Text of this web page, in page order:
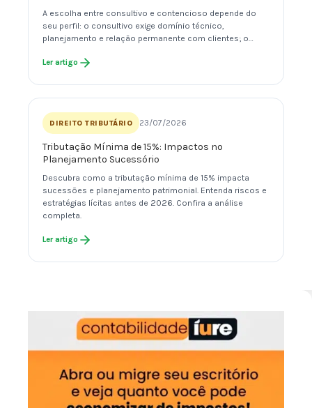
A escolha entre consultivo e contencioso depende do
seu perfil: o consultivo exige domínio técnico,
planejamento e relação permanente com clientes; o…
Ler artigo
DIREITO TRIBUTÁRIO 23/07/2026
Tributação Mínima de 15%: Impactos no
Planejamento Sucessório
Descubra como a tributação mínima de 15% impacta
sucessões e planejamento patrimonial. Entenda riscos e
estratégias lícitas antes de 2026. Confira a análise
completa.
Ler artigo